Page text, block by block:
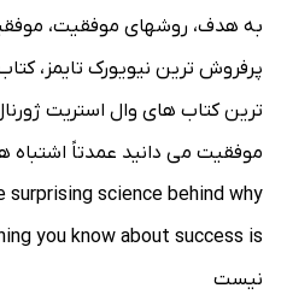
به هدف، روشهای موفقیت،
پرفروش ترین نیویورک تایمز ،
ترین کتاب های وال استریت
موفقیت می دانید عمدتاً اشتباه
surprising science behind why
you know about success is
نیست